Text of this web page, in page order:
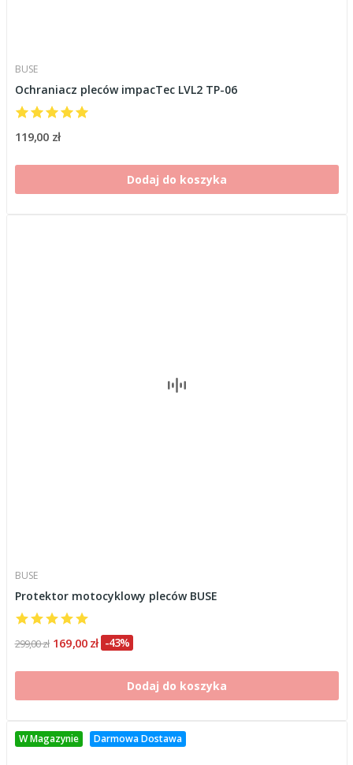
BUSE
Ochraniacz pleców impacTec LVL2 TP-06
119,00 zł
Dodaj do koszyka
BUSE
Protektor motocyklowy pleców BUSE
299,00 zł 169,00 zł -43%
Dodaj do koszyka
W Magazynie Darmowa Dostawa